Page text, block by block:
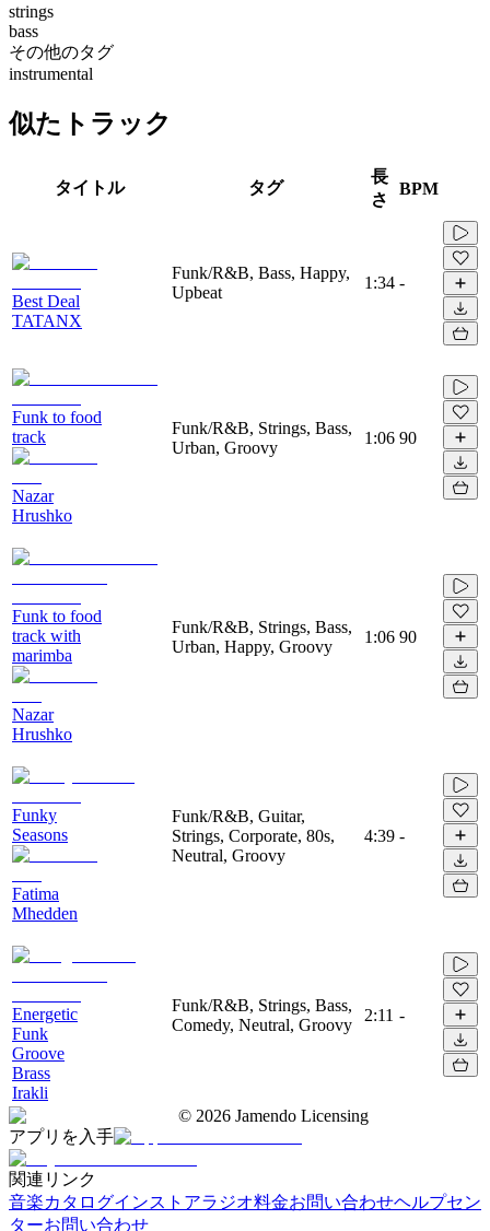
strings
bass
その他のタグ
instrumental
似たトラック
タイトル タグ
長
さ
BPM
Best Deal
TATANX
Funk/R&B, Bass, Happy,
Upbeat
1:34 -
Funk to food
track
Nazar
Hrushko
Funk/R&B, Strings, Bass,
Urban, Groovy
1:06 90
Funk to food
track with
marimba
Nazar
Hrushko
Funk/R&B, Strings, Bass,
Urban, Happy, Groovy
1:06 90
Funky
Seasons
Fatima
Mhedden
Funk/R&B, Guitar,
Strings, Corporate, 80s,
Neutral, Groovy
4:39 -
Energetic
Funk
Groove
Brass
Irakli
Funk/R&B, Strings, Bass,
Comedy, Neutral, Groovy
2:11 -
© 2026 Jamendo Licensing
アプリを入手
関連リンク
音楽カタログインストアラジオ料金お問い合わせヘルプセン
ターお問い合わせ